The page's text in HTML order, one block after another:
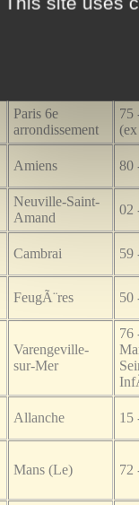
Paris 6e
arrondissement
75
Amiens 80
Neuville-Saint-
Amand
02
Cambrai 59
FeugÃ¨res 50
Varengeville-
sur-Mer
76
Allanche 15
Mans (Le) 72